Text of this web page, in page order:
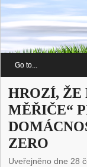
HROZÍ, ŽE
MĚŘIČE“
ZERO
Uveřejněno dne 28